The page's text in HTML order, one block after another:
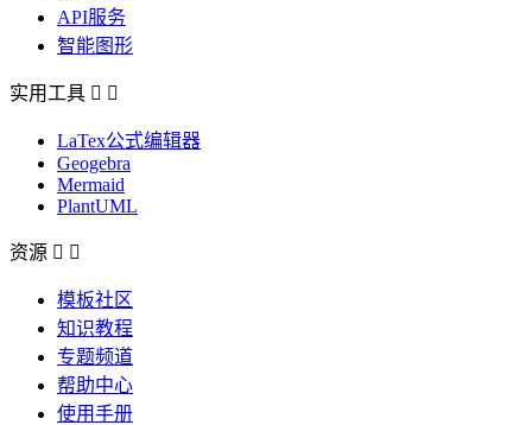
API服务
智能图形
实用工具  
LaTex公式编辑器
Geogebra
Mermaid
PlantUML
资源  
模板社区
知识教程
专题频道
帮助中心
使用手册